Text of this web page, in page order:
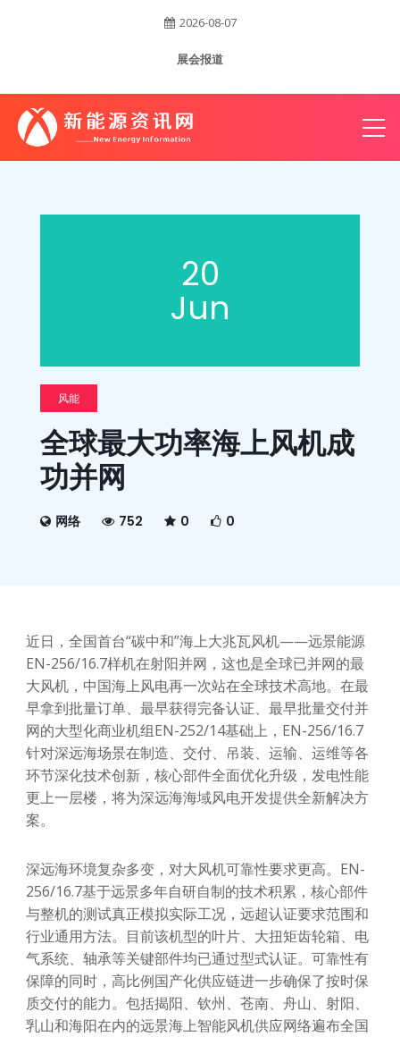
2026-08-07
展会报道
20
Jun
风能
全球最大功率海上风机成
功并网
网络 752 0 0
近日，全国首台“碳中和”海上大兆瓦风机——远景能源
EN-256/16.7样机在射阳并网，这也是全球已并网的最
大风机，中国海上风电再一次站在全球技术高地。在最
早拿到批量订单、最早获得完备认证、最早批量交付并
网的大型化商业机组EN-252/14基础上，EN-256/16.7
针对深远海场景在制造、交付、吊装、运输、运维等各
环节深化技术创新，核心部件全面优化升级，发电性能
更上一层楼，将为深远海海域风电开发提供全新解决方
案。
深远海环境复杂多变，对大风机可靠性要求更高。EN-
256/16.7基于远景多年自研自制的技术积累，核心部件
与整机的测试真正模拟实际工况，远超认证要求范围和
行业通用方法。目前该机型的叶片、大扭矩齿轮箱、电
气系统、轴承等关键部件均已通过型式认证。可靠性有
保障的同时，高比例国产化供应链进一步确保了按时保
质交付的能力。包括揭阳、钦州、苍南、舟山、射阳、
乳山和海阳在内的远景海上智能风机供应网络遍布全国